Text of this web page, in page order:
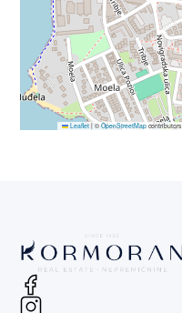
Leaflet |© OpenStreetMapcontributors